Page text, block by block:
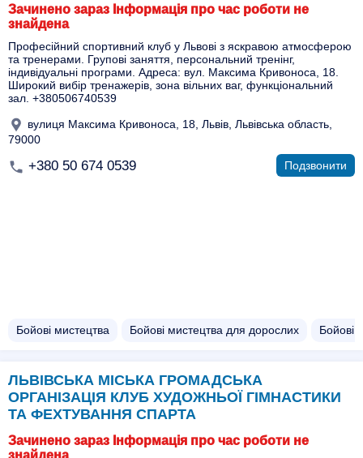
Зачинено зараз Інформація про час роботи не
знайдена
Професійний спортивний клуб у Львові з яскравою атмосферою
та тренерами. Групові заняття, персональний тренінг,
індивідуальні програми. Адреса: вул. Максима Кривоноса, 18.
Широкий вибір тренажерів, зона вільних ваг, функціональний
зал. +380506740539
вулиця Максима Кривоноса, 18, Львів, Львівська область,
79000
+380 50 674 0539 Подзвонити
Бойові мистецтва Бойові мистецтва для дорослих Бойові
ЛЬВІВСЬКА МІСЬКА ГРОМАДСЬКА
ОРГАНІЗАЦІЯ КЛУБ ХУДОЖНЬОЇ ГІМНАСТИКИ
ТА ФЕХТУВАННЯ СПАРТА
Зачинено зараз Інформація про час роботи не
знайдена